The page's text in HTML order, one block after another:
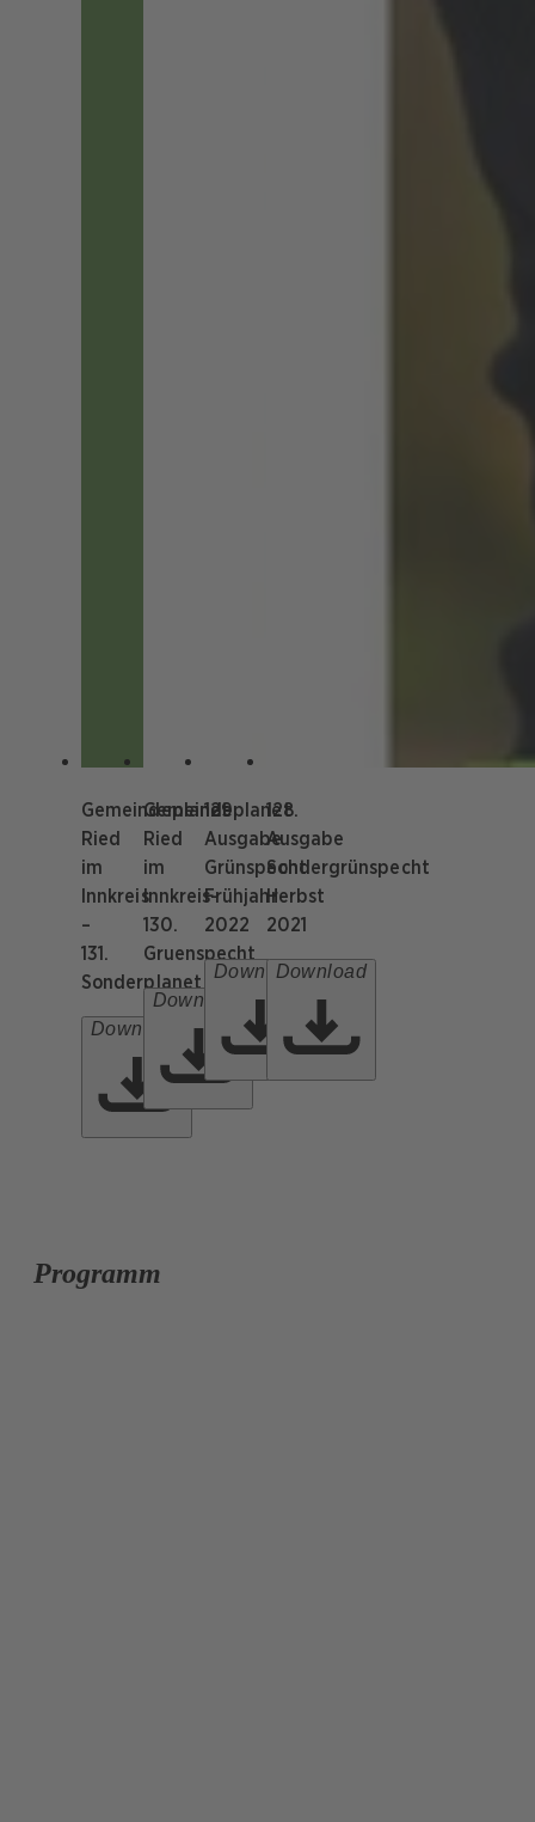
Gemeindeplanet
Ried
im
Innkreis
–
131.
Sonderplanet
Download
Gemeindeplanet
Ried
im
Innkreis-
130.
Gruenspecht
Download
129.
Ausgabe
Grünspecht
Frühjahr
2022
Download
128.
Ausgabe
Sondergrünspecht
Herbst
2021
Download
Programm